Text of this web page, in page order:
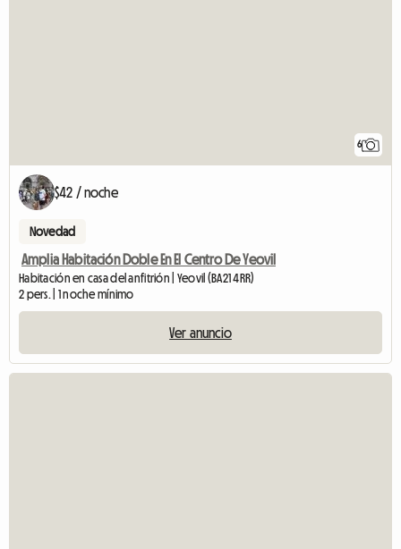
6
$42 / noche
Novedad
Amplia Habitación Doble En El Centro De Yeovil
Habitación en casa del anfitrión | Yeovil (BA21 4RR)
2 pers. | 1 noche mínimo
Ver anuncio